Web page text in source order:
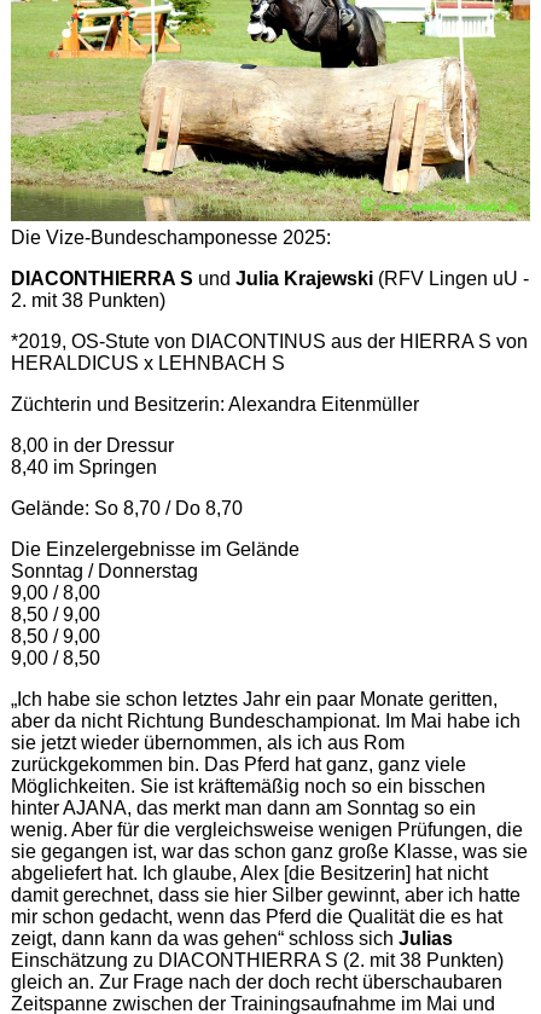
Die Vize-Bundeschamponesse 2025:
DIACONTHIERRA S und Julia Krajewski(RFV Lingen uU -
2. mit 38 Punkten)
*2019, OS-Stute von DIACONTINUS aus der HIERRA S von
HERALDICUS x LEHNBACH S
Züchterin und Besitzerin: Alexandra Eitenmüller
8,00 in der Dressur
8,40 im Springen
Gelände: So 8,70 / Do 8,70
Die Einzelergebnisse im Gelände
Sonntag / Donnerstag
9,00 / 8,00
8,50 / 9,00
8,50 / 9,00
9,00 / 8,50
„Ich habe sie schon letztes Jahr ein paar Monate geritten,
aber da nicht Richtung Bundeschampionat. Im Mai habe ich
sie jetzt wieder übernommen, als ich aus Rom
zurückgekommen bin. Das Pferd hat ganz, ganz viele
Möglichkeiten. Sie ist kräftemäßig noch so ein bisschen
hinter AJANA, das merkt man dann am Sonntag so ein
wenig. Aber für die vergleichsweise wenigen Prüfungen, die
sie gegangen ist, war das schon ganz große Klasse, was sie
abgeliefert hat. Ich glaube, Alex [die Besitzerin] hat nicht
damit gerechnet, dass sie hier Silber gewinnt, aber ich hatte
mir schon gedacht, wenn das Pferd die Qualität die es hat
zeigt, dann kann da was gehen“ schloss sich Julias
Einschätzung zu DIACONTHIERRA S (2. mit 38 Punkten)
gleich an. Zur Frage nach der doch recht überschaubaren
Zeitspanne zwischen der Trainingsaufnahme im Mai und